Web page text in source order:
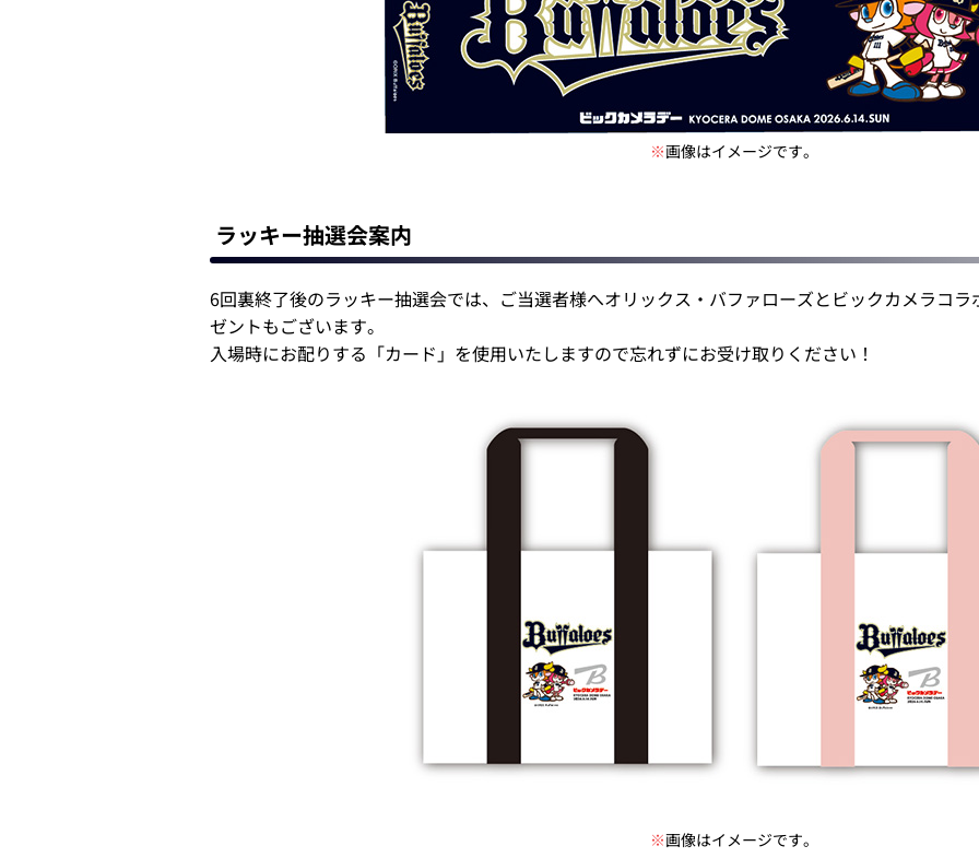
※画像はイメージです。
ラッキー抽選会案内
6回裏終了後のラッキー抽選会では、ご当選者様へオリックス・バファローズとビックカメラコ
ゼントもございます。
入場時にお配りする「カード」を使用いたしますので忘れずにお受け取りください！
※画像はイメージです。